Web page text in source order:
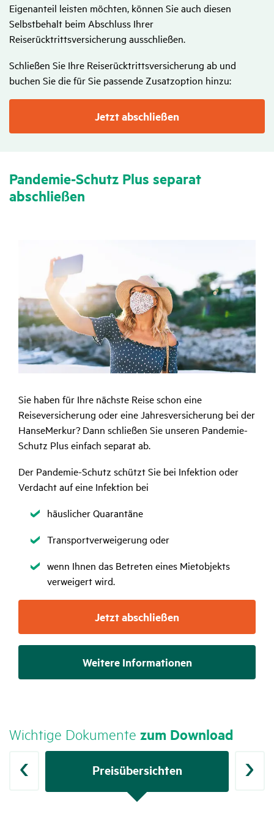
Eigenanteil leisten möchten, können Sie auch diesen
Selbstbehalt beim Abschluss Ihrer
Reiserücktrittsversicherung ausschließen.
Schließen Sie Ihre Reiserücktrittsversicherung ab und
buchen Sie die für Sie passende Zusatzoption hinzu:
Jetzt abschließen
Pandemie-Schutz Plus separat
abschließen
Sie haben für Ihre nächste Reise schon eine
Reiseversicherung oder eine Jahresversicherung bei der
HanseMerkur? Dann schließen Sie unseren Pandemie-
Schutz Plus einfach separat ab.
Der Pandemie-Schutz schützt Sie bei Infektion oder
Verdacht auf eine Infektion bei
Zutreffend
häuslicher Quarantäne
Zutreffend
Transportverweigerung oder
Zutreffend
wenn Ihnen das Betreten eines Mietobjekts
verweigert wird.
Jetzt abschließen
Weitere Informationen
Wich­tige Doku­mente zum Down­load
Preis­über­sichten